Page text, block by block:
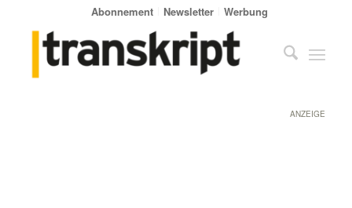
Abonnement Newsletter Werbung
ANZEIGE